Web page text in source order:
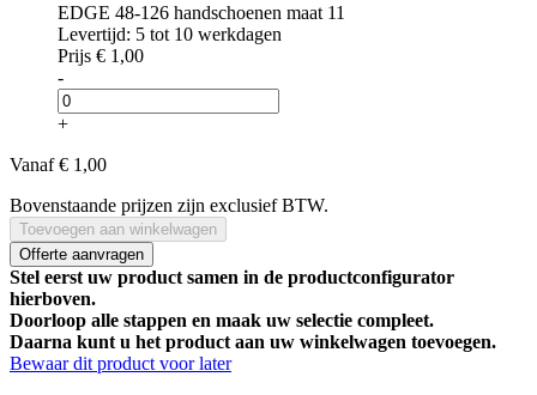
EDGE 48-126 handschoenen maat 11
Levertijd: 5 tot 10 werkdagen
Prijs € 1,00
-
+
Vanaf € 1,00
Bovenstaande prijzen zijn exclusief BTW.
Toevoegen aan winkelwagen
Offerte aanvragen
Stel eerst uw product samen in de productconfigurator
hierboven.
Doorloop alle stappen en maak uw selectie compleet.
Daarna kunt u het product aan uw winkelwagen toevoegen.
Bewaar dit product voor later